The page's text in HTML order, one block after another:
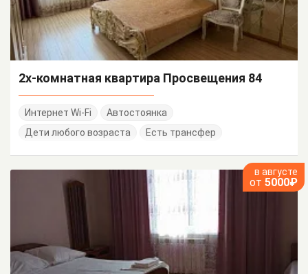
2х-комнатная квартира Просвещения 84
Интернет Wi-Fi
Автостоянка
Дети любого возраста
Есть трансфер
в августе
от 5000₽